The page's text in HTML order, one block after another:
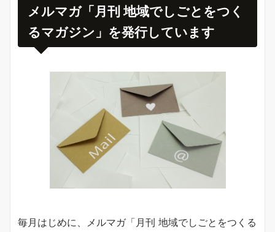
メルマガ「月刊 地域でしごとをつく
るマガジン」を発行しています
毎月はじめに、メルマガ「月刊 地域でしごとをつくる